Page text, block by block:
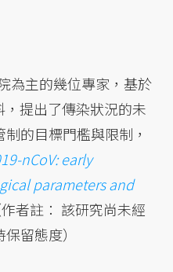
為主的幾位專家，基於
提出了傳染狀況的未
的目標門檻與限制，
nCoV: early
parameters and
者註： 該研究尚未經
留態度）